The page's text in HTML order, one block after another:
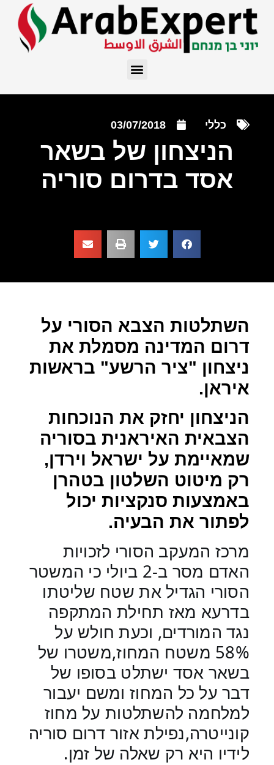
כללי 03/07/2018
הניצחון של בשאר
אסד בדרום סוריה
השתלטות הצבא הסורי על
דרום המדינה מסמלת את
ניצחון "ציר הרשע" בראשות
איראן.
הניצחון יחזק את הנוכחות
הצבאית האיראנית בסוריה
שמאיימת על ישראל וירדן,
רק מיטוט השלטון בטהרן
באמצעות סנקציות יכול
לפתור את הבעיה.
מרכז המעקב הסורי לזכויות
האדם מסר ב-2 ביולי כי המשטר
הסורי הגדיל את שטח שליטתו
בדרעא מאז תחילת המתקפה
נגד המורדים, וכעת חולש על
58% משטח המחוז,משטרו של
בשאר אסד ישתלט בסופו של
דבר על כל המחוז ומשם יעבור
למלחמה להשתלטות על מחוז
קונייטרה,נפילת אזור דרום סוריה
לידיו היא רק שאלה של זמן.